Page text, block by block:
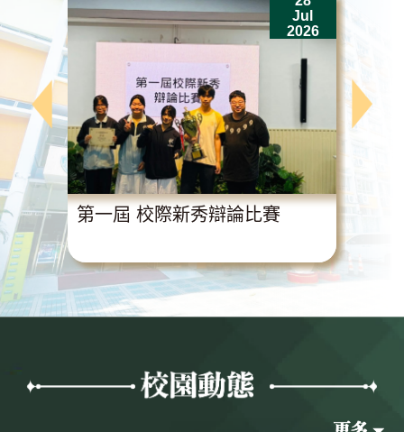
Jul
2026
第一屆 校際新秀辯論比賽